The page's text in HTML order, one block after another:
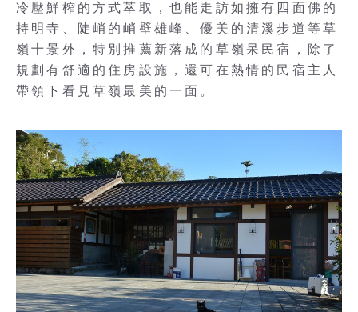
冷壓鮮榨的方式萃取，也能走訪如擁有四面佛的
持明寺、陡峭的峭壁雄峰、優美的清溪步道等草
嶺十景外，特別推薦新落成的草嶺呆民宿，除了
規劃有舒適的住房設施，還可在熱情的民宿主人
帶領下看見草嶺最美的一面。